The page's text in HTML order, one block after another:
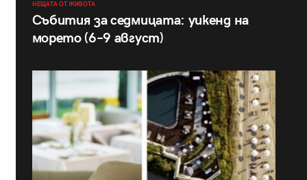
НЕЩАТА ОТ ЖИВОТА
Събития за седмицата: уикенд на
морето (6–9 август)